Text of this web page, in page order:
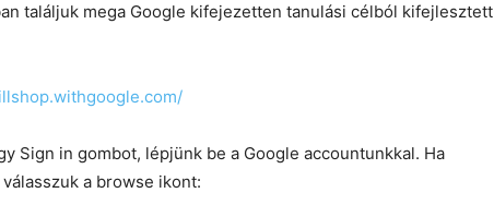
találjuk mega Google kifejezetten tanulási célból kifejlesztett
Sign in gombot, lépjünk be a Google accountunkkal. Ha
a browse ikont: